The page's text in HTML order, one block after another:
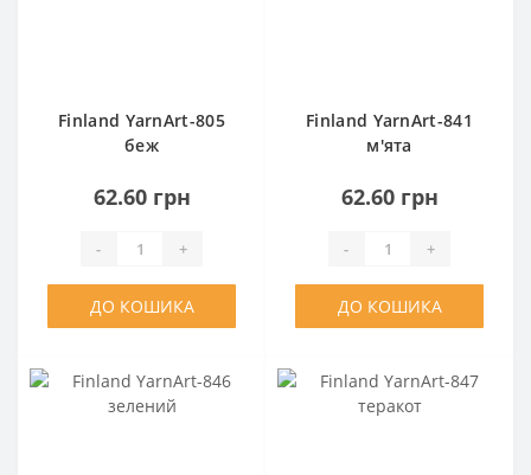
Finland YarnArt-805
беж
62.60 грн
- +
ДО КОШИКА
Finland YarnArt-841
м'ята
62.60 грн
- +
ДО КОШИКА